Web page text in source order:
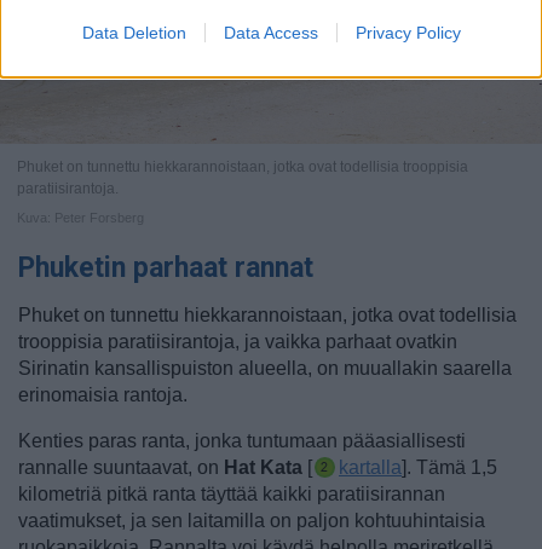
Data Deletion Data Access Privacy Policy
Phuket on tunnettu hiekkarannoistaan, jotka ovat todellisia trooppisia
paratiisirantoja.
Kuva: Peter Forsberg
Phuketin parhaat rannat
Phuket on tunnettu hiekkarannoistaan, jotka ovat todellisia
trooppisia paratiisirantoja, ja vaikka parhaat ovatkin
Sirinatin kansallispuiston alueella, on muuallakin saarella
erinomaisia rantoja.
Kenties paras ranta, jonka tuntumaan pääasiallisesti
rannalle suuntaavat, on Hat Kata [ kartalla]. Tämä 1,5
kilometriä pitkä ranta täyttää kaikki paratiisirannan
vaatimukset, ja sen laitamilla on paljon kohtuuhintaisia